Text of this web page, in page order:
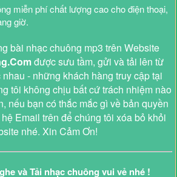
miễn phí chất lượng cao cho điện thoại,
giờ.
bài nhạc chuông mp3 trên Website
được sưu tầm, gửi và tải lên từ
- những khách hàng truy cập tại
tôi không chịu bất cứ trách nhiệm nào
nếu bạn có thắc mắc gì về bản quyền
Email trên để chúng tôi xóa bỏ khỏi
nhé. Xin Cảm Ơn!
và Tải nhạc chuông vui vẻ nhé !